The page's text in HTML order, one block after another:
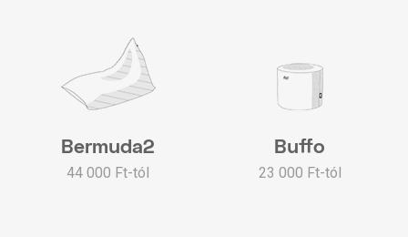
Bermuda2
44 000 Ft-tól
Buffo
23 000 Ft-tól